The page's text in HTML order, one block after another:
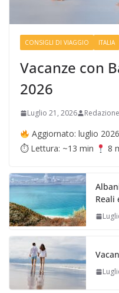
CONSIGLI DI VIAGGIO ITALIA
Vacanze con
2026
Luglio 21, 2026
Aggiornato: luglio 2026
⏱ Lettura: ~13 min
8
Reali